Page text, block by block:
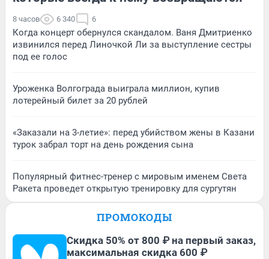
8 часов 6 340 6
Когда концерт обернулся скандалом. Ваня Дмитриенко
извинился перед Линочкой Ли за выступление сестры
под ее голос
Уроженка Волгограда выиграла миллион, купив
лотерейный билет за 20 рублей
«Заказали на 3-летие»: перед убийством жены в Казани
турок забрал торт на день рождения сына
Популярный фитнес-тренер с мировым именем Света
Ракета проведет открытую тренировку для сургутян
ПРОМОКОДЫ
Скидка 50% от 800 ₽ на первый заказ,
максимальная скидка 600 ₽